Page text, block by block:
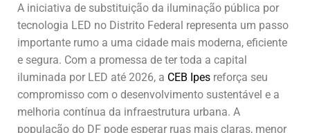
A iniciativa de substituição da iluminação pública por
tecnologia LED no Distrito Federal representa um passo
importante rumo a uma cidade mais moderna, eficiente
e segura. Com a promessa de ter toda a capital
iluminada por LED até 2026, a CEB Ipes reforça seu
compromisso com o desenvolvimento sustentável e a
melhoria contínua da infraestrutura urbana. A
população do DF pode esperar ruas mais claras, menor